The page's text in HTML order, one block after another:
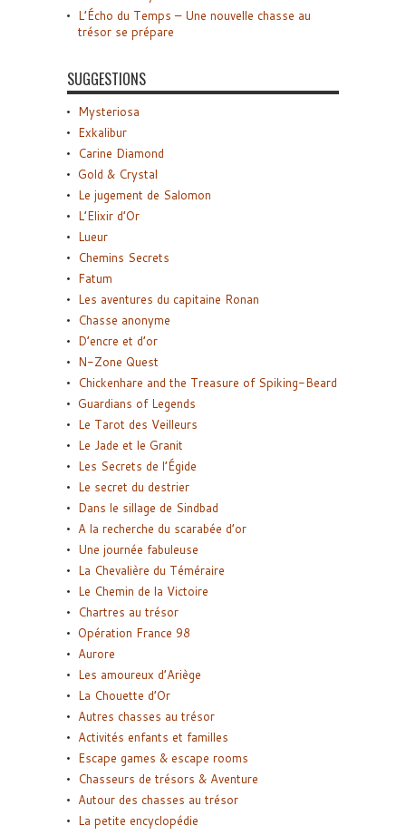
L’Écho du Temps – Une nouvelle chasse au
trésor se prépare
SUGGESTIONS
Mysteriosa
Exkalibur
Carine Diamond
Gold & Crystal
Le jugement de Salomon
L’Elixir d’Or
Lueur
Chemins Secrets
Fatum
Les aventures du capitaine Ronan
Chasse anonyme
D’encre et d’or
N-Zone Quest
Chickenhare and the Treasure of Spiking-Beard
Guardians of Legends
Le Tarot des Veilleurs
Le Jade et le Granit
Les Secrets de l’Égide
Le secret du destrier
Dans le sillage de Sindbad
A la recherche du scarabée d’or
Une journée fabuleuse
La Chevalière du Téméraire
Le Chemin de la Victoire
Chartres au trésor
Opération France 98
Aurore
Les amoureux d’Ariège
La Chouette d’Or
Autres chasses au trésor
Activités enfants et familles
Escape games & escape rooms
Chasseurs de trésors & Aventure
Autour des chasses au trésor
La petite encyclopédie